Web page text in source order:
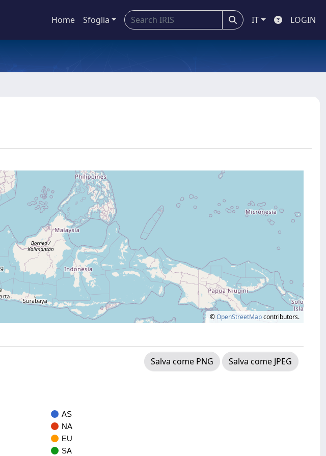
Home Sfoglia IT LOGIN
©OpenStreetMapcontributors.
Salva come PNG Salva come JPEG
AS
NA
EU
SA